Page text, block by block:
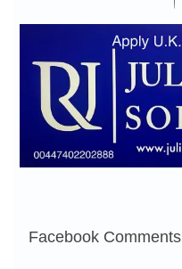
Facebook Comments